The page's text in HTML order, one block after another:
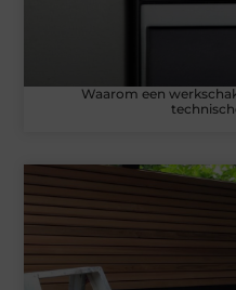
Waarom een